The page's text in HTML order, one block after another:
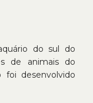
do sul do
de animais do
desenvolvido